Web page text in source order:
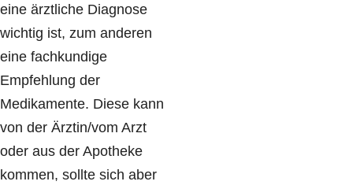
eine ärztliche Diagnose
wichtig ist, zum anderen
eine fachkundige
Empfehlung der
Medikamente. Diese kann
von der Ärztin/vom Arzt
oder aus der Apotheke
kommen, sollte sich aber